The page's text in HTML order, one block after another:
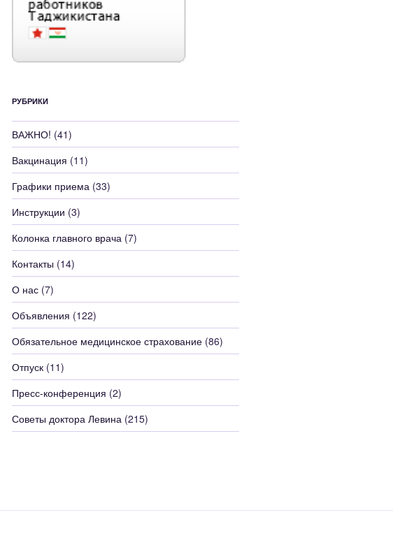
РУБРИКИ
ВАЖНО! (41)
Вакцинация (11)
Графики приема(33)
Инструкции (3)
Колонка главного врача(7)
Контакты (14)
О нас(7)
Объявления (122)
Обязательное медицинское страхование(86)
Отпуск(11)
Пресс-конференция (2)
Советы доктора Левина(215)